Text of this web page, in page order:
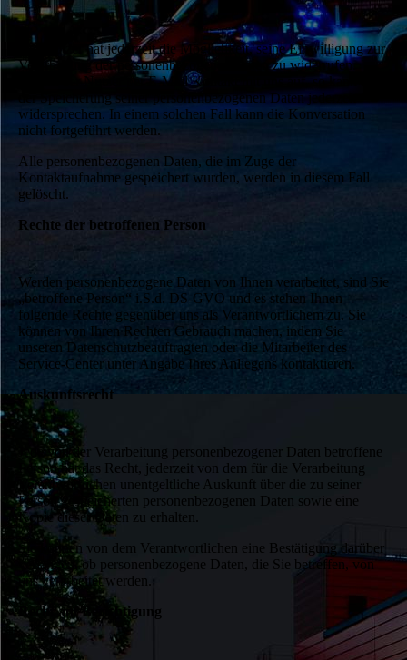
Der Nutzer hat jederzeit die Möglichkeit, seine Einwilligung zur
Verarbeitung der personenbezogenen Daten zu widerrufen.
Nimmt der Nutzer per E-Mail Kontakt mit uns auf, so kann er
der Speicherung seiner personenbezogenen Daten jederzeit
widersprechen. In einem solchen Fall kann die Konversation
nicht fortgeführt werden.
Alle personenbezogenen Daten, die im Zuge der
Kontaktaufnahme gespeichert wurden, werden in diesem Fall
gelöscht.
Rechte der betroffenen Person
Werden personenbezogene Daten von Ihnen verarbeitet, sind Sie
„betroffene Person“ i.S.d. DS-GVO und es stehen Ihnen
folgende Rechte gegenüber uns als Verantwortlichem zu. Sie
können von Ihren Rechten Gebrauch machen, indem Sie
unseren Datenschutzbeauftragten oder die Mitarbeiter des
Service-Center unter Angabe Ihres Anliegens kontaktieren.
Auskunftsrecht
Jede von der Verarbeitung personenbezogener Daten betroffene
Person hat das Recht, jederzeit von dem für die Verarbeitung
Verantwortlichen unentgeltliche Auskunft über die zu seiner
Person gespeicherten personenbezogenen Daten sowie eine
Kopie dieser Daten zu erhalten.
Sie können von dem Verantwortlichen eine Bestätigung darüber
verlangen, ob personenbezogene Daten, die Sie betreffen, von
uns verarbeitet werden.
Recht auf Berichtigung